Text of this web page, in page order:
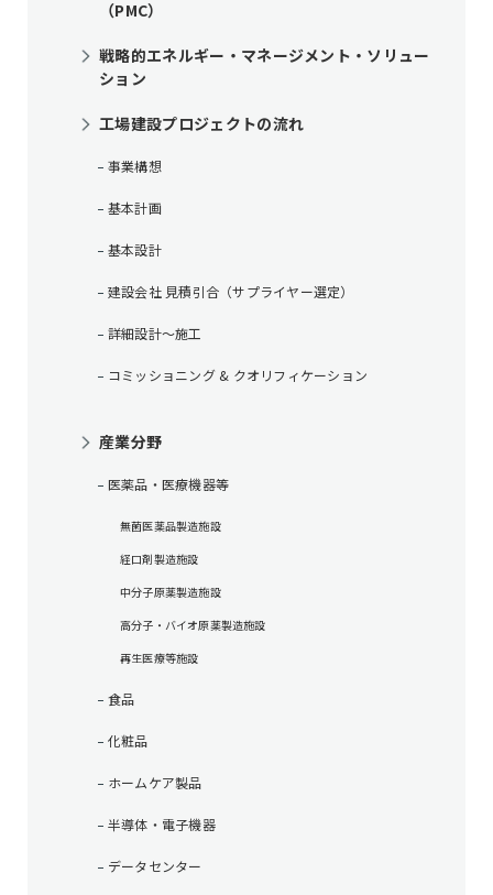
（PMC）
戦略的エネルギー・マネージメント・ソリュー
ション
工場建設プロジェクトの流れ
事業構想
基本計画
基本設計
建設会社 見積引合（サプライヤー選定）
詳細設計～施工
コミッショニング & クオリフィケーション
産業分野
医薬品・医療機器等
無菌医薬品製造施設
経口剤製造施設
中分子原薬製造施設
高分子・バイオ原薬製造施設
再生医療等施設
食品
化粧品
ホームケア製品
半導体・電子機器
データセンター